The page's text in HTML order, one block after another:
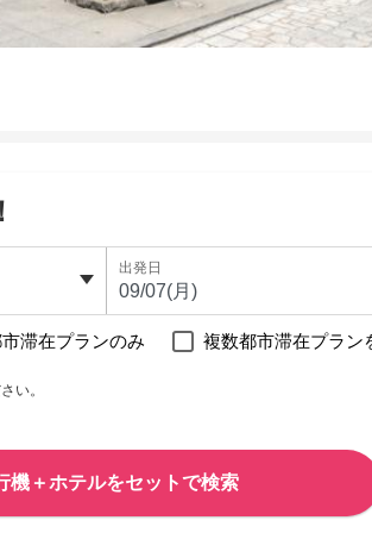
出発日
滞在プランのみ 複数都市滞在プラン
い。
機＋ホテルをセットで検索